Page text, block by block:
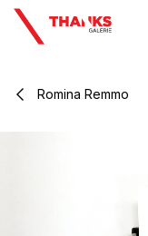
Se rendre au contenu
Romina Remmo